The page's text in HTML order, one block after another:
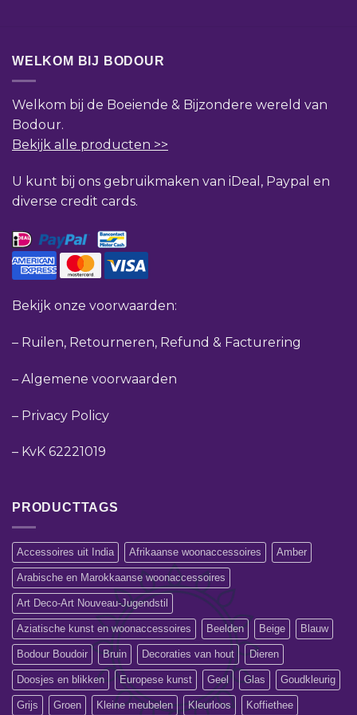
WELKOM BIJ BODOUR
Welkom bij de Boeiende & Bijzondere wereld van
Bodour.
Bekijk alle producten >>
U kunt bij ons gebruikmaken van iDeal, Paypal en
diverse credit cards.
Bekijk onze voorwaarden:
– Ruilen, Retourneren, Refund & Facturering
– Algemene voorwaarden
– Privacy Policy
– KvK 62221019
PRODUCTTAGS
Accessoires uit India Afrikaanse woonaccessoires Amber
Arabische en Marokkaanse woonaccessoires
Art Deco-Art Nouveau-Jugendstil
Aziatische kunst en woonaccessoires Beelden Beige Blauw
Bodour Boudoir Bruin Decoraties van hout Dieren
Doosjes en blikken Europese kunst Geel Glas Goudkleurig
Grijs Groen Kleine meubelen Kleurloos Koffiethee